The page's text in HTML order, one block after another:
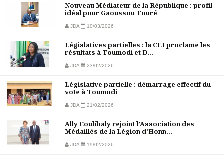
Nouveau Médiateur de la République : profil
idéal pour Gaoussou Touré
JDA 10/03/2026
Législatives partielles : la CEI proclame les
résultats à Toumodi et D...
JDA 23/02/2026
Législative partielle : démarrage effectif du
vote à Toumodi
JDA 21/02/2026
Ally Coulibaly rejoint l’Association des
Médaillés de la Légion d’Honn...
JDA 19/02/2026